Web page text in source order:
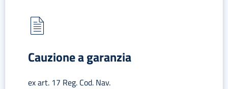
Cauzione a garanzia
ex art. 17 Reg. Cod. Nav.